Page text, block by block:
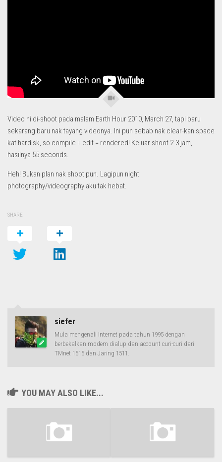
Video ni di-shoot pada malam Earth Hour 2010, March 27, tapi baru
sekarang baru nak tayang videonya. Ini pun sebab nak clear-kan space
kat hardisk, so compile + edit = rendered! Keluar shoot 2-3 jam,
hasilnya 55 seconds.
Heh! Bukan plan nak shoot pun. Lagipun night
photography/videography aku tak hebat.
SHARE
siefer
Mula mengenali Internet pada tahun 1995 dengan
berbekalkan modem dialup dan account curi-curi dari
TMnet 1515 dan Jaring 1511.
YOU MAY ALSO LIKE...